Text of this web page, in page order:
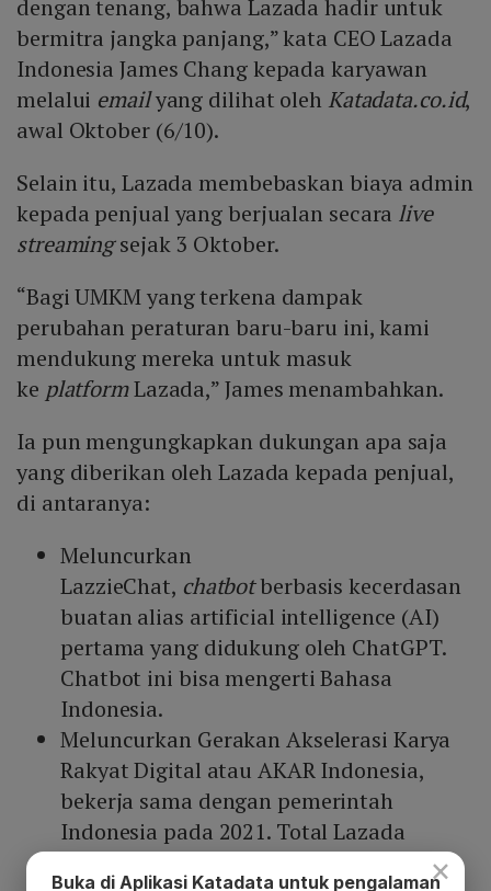
dengan tenang, bahwa Lazada hadir untuk
bermitra jangka panjang,” kata CEO Lazada
Indonesia James Chang kepada karyawan
melalui emailyang dilihat oleh Katadata.co.id,
awal Oktober (6/10).
Selain itu, Lazada membebaskan biaya admin
kepada penjual yang berjualan secara live
streamingsejak 3 Oktober.
“Bagi UMKM yang terkena dampak
perubahan peraturan baru-baru ini, kami
mendukung mereka untuk masuk
ke platformLazada,” James menambahkan.
Ia pun mengungkapkan dukungan apa saja
yang diberikan oleh Lazada kepada penjual,
di antaranya:
Meluncurkan
LazzieChat, chatbotberbasis kecerdasan
buatan alias artificial intelligence (AI)
pertama yang didukung oleh ChatGPT.
Chatbot ini bisa mengerti Bahasa
Indonesia.
Meluncurkan Gerakan Akselerasi Karya
Rakyat Digital atau AKAR Indonesia,
bekerja sama dengan pemerintah
Indonesia pada 2021. Total Lazada
×
Buka di Aplikasi Katadata untuk pengalaman